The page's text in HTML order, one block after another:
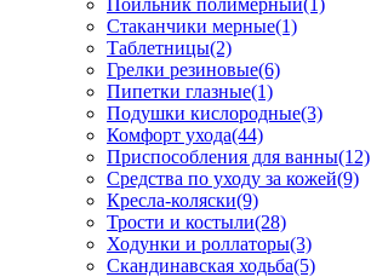
Поильник полимерный(1)
Стаканчики мерные(1)
Таблетницы(2)
Грелки резиновые(6)
Пипетки глазные(1)
Подушки кислородные(3)
Комфорт ухода(44)
Приспособления для ванны(12)
Средства по уходу за кожей(9)
Кресла-коляски(9)
Трости и костыли(28)
Ходунки и роллаторы(3)
Скандинавская ходьба(5)